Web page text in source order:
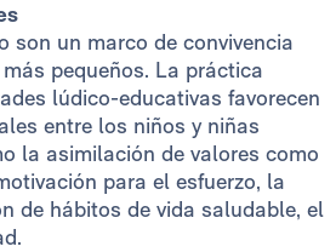
son un marco de convivencia
pequeños. La práctica
lúdico-educativas favorecen
entre los niños y niñas
la asimilación de valores como
para el esfuerzo, la
de hábitos de vida saludable, el